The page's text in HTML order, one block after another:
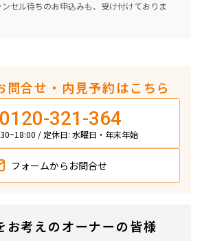
セル待ちのお申込みも、受け付けておりま
問合せ・内見予約はこちら
0120-321-364
/ 定休日: 水曜日・年末年始
フォームから お問合せ
お考えのオーナーの皆様